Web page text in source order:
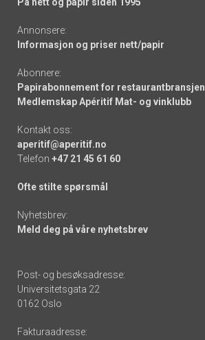
Annonsere:
Informasjon og priser nett/papir
Abonnere:
Papirabonnement for restaurantbransjen
Medlemskap Apéritif Mat- og vinklubb
Kontakt oss:
aperitif@aperitif.no
Telefon +47 21 45 61 60
Ofte stilte spørsmål
Nyhetsbrev:
Meld deg på våre nyhetsbrev
Post- og besøksadresse:
Universitetsgata 22
0162 Oslo
Fakturaadresse: